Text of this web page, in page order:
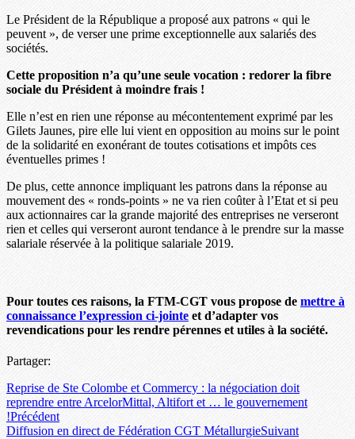
Le Président de la République a proposé aux patrons « qui le
peuvent », de verser une prime exceptionnelle aux salariés des
sociétés.
Cette proposition n’a qu’une seule vocation : redorer la fibre
sociale du Président à moindre frais !
Elle n’est en rien une réponse au mécontentement exprimé par les
Gilets Jaunes, pire elle lui vient en opposition au moins sur le point
de la solidarité en exonérant de toutes cotisations et impôts ces
éventuelles primes !
De plus, cette annonce impliquant les patrons dans la réponse au
mouvement des « ronds-points » ne va rien coûter à l’Etat et si peu
aux actionnaires car la grande majorité des entreprises ne verseront
rien et celles qui verseront auront tendance à le prendre sur la masse
salariale réservée à la politique salariale 2019.
Pour toutes ces raisons, la FTM-CGT vous propose de mettre à
connaissance l’expression ci-jointe et d’adapter vos
revendications pour les rendre pérennes et utiles à la société.
Partager:
Reprise de Ste Colombe et Commercy : la négociation doit
reprendre entre ArcelorMittal, Altifort et … le gouvernement
!Précédent
Diffusion en direct de Fédération CGT MétallurgieSuivant